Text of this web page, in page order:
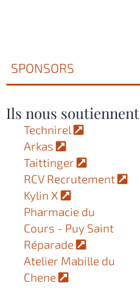
SPONSORS
Ils nous soutiennent
Technirel
Arkas
Taittinger
RCV Recrutement
Kylin X
Pharmacie du
Cours - Puy Saint
Réparade
Atelier Mabille du
Chene